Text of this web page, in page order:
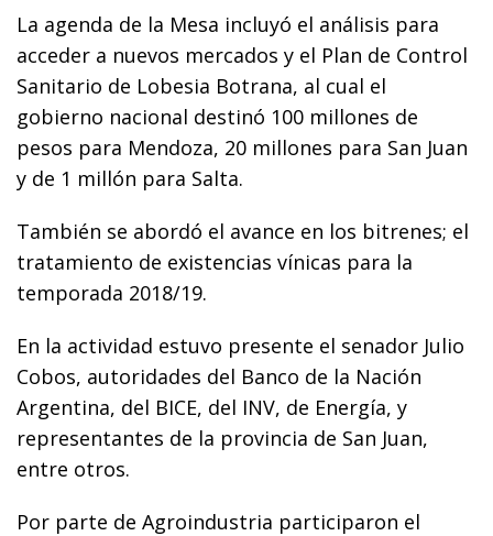
La agenda de la Mesa incluyó el análisis para
acceder a nuevos mercados y el Plan de Control
Sanitario de Lobesia Botrana, al cual el
gobierno nacional destinó 100 millones de
pesos para Mendoza, 20 millones para San Juan
y de 1 millón para Salta.
También se abordó el avance en los bitrenes; el
tratamiento de existencias vínicas para la
temporada 2018/19.
En la actividad estuvo presente el senador Julio
Cobos, autoridades del Banco de la Nación
Argentina, del BICE, del INV, de Energía, y
representantes de la provincia de San Juan,
entre otros.
Por parte de Agroindustria participaron el